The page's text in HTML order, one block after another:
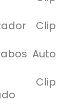
Clip
Auto
Clip